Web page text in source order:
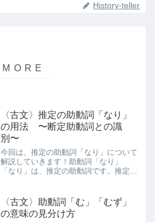
History-teller
〈古文〉推定の助動詞「なり」
の用法 〜断定助動詞との識
別〜
今回は、推定の助動詞「なり」について
解説していきます！助動詞「なり」
「なり」は、推定の助動詞です。推定の
と断定の助動詞「なり」との区別につい
ても説明していきます。活用...
〈古文〉助動詞「む」「むず」
の意味の見分け方